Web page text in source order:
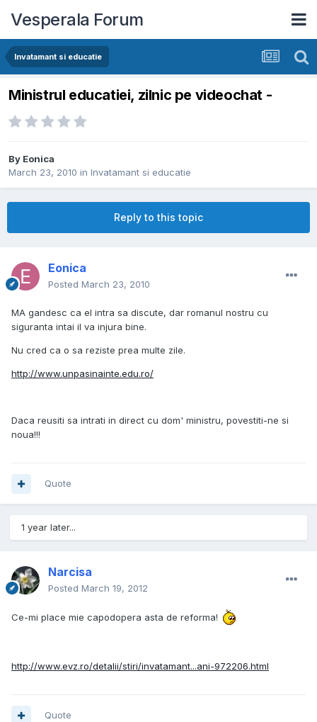
Vesperala Forum
Invatamant si educatie
Ministrul educatiei, zilnic pe videochat -
By Eonica
March 23, 2010 in Invatamant si educatie
Reply to this topic
Eonica
Posted March 23, 2010
MA gandesc ca el intra sa discute, dar romanul nostru cu
siguranta intai il va injura bine.
Nu cred ca o sa reziste prea multe zile.
http://www.unpasinainte.edu.ro/
Daca reusiti sa intrati in direct cu dom' ministru, povestiti-ne si
noua!!!
Quote
1 year later...
Narcisa
Posted March 19, 2012
Ce-mi place mie capodopera asta de reforma!
http://www.evz.ro/detalii/stiri/invatamant...ani-972206.html
Quote